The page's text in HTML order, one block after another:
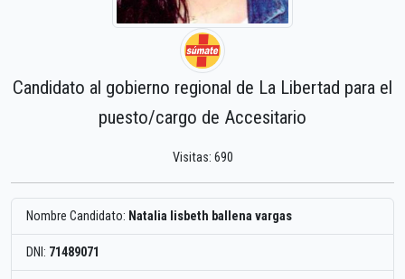
Candidato al gobierno regional de La Libertad para el
puesto/cargo de Accesitario
Visitas: 690
Nombre Candidato: Natalia lisbeth ballena vargas
DNI: 71489071